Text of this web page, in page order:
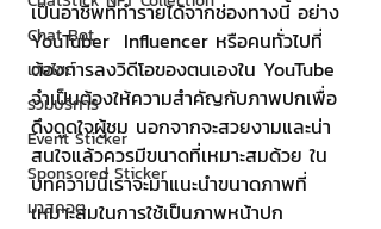
Chat Bot
เวบไซต์
รวมบริการ
Event Sticker
Sponsored Sticker
มาสคอต
เป็นอาชีพที่ทำรายได้จากช่องทางนี้ อย่าง
YouTuber  Influencer หรือคนทั่วไปที่
ต้องการลงวิดีโอของตนเองใน YouTube
จำเป็นต้องให้ความสำคัญกับภาพปกเพื่อ
ดึงดูดใจผู้ชม นอกจากจะสวยงามและน่า
สนใจแล้วควรมีขนาดที่เหมาะสมด้วย ใน
บทความนี้เราจะมาแนะนำขนาดภาพที่
เหมาะสมในการใช้เป็นภาพหน้าปก